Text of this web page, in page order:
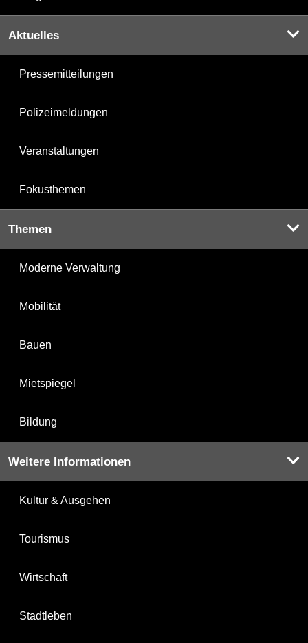
Aktuelles
Pressemitteilungen
Polizeimeldungen
Veranstaltungen
Fokusthemen
Themen
Moderne Verwaltung
Mobilität
Bauen
Mietspiegel
Bildung
Weitere Informationen
Kultur & Ausgehen
Tourismus
Wirtschaft
Stadtleben